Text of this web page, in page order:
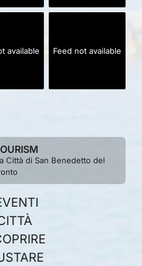
available Feed not available
Città di San Benedetto del